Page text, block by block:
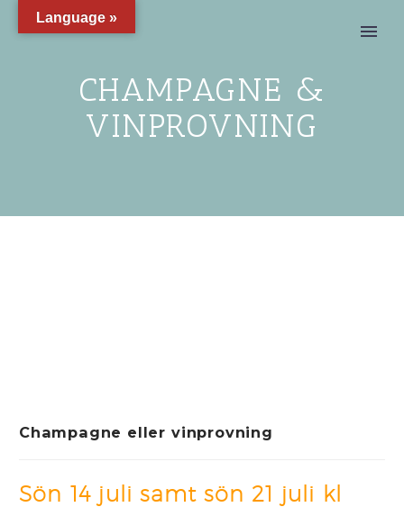
CHAMPAGNE &
VINPROVNING
Champagne eller vinprovning
Sön 14 juli samt sön 21 juli kl
Language »